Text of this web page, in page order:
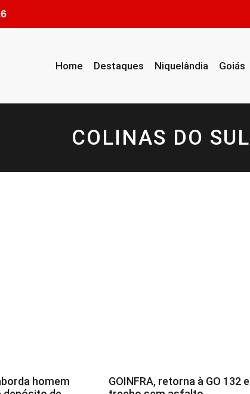
Home Destaques Niquelândia Goiás
COLINAS DO
homem
GOINFRA, retorna à GO 132